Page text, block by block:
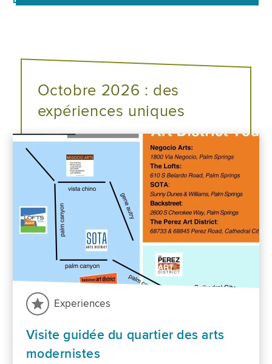
Octobre 2026 : des
expériences uniques
Experiences
Visite guidée du quartier des arts
modernistes